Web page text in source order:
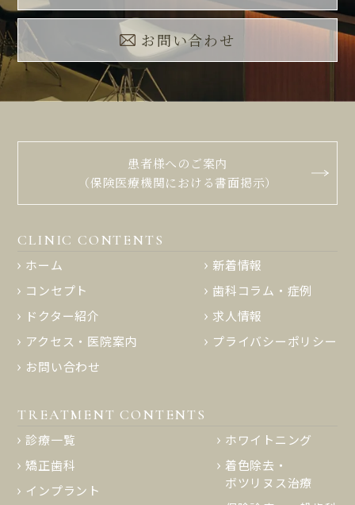
お問い合わせ
患者様へのご案内
（保険医療機関における書面掲示）
CLINIC CONTENTS
ホーム
コンセプト
ドクター紹介
アクセス・医院案内
お問い合わせ
新着情報
歯科コラム・症例
求人情報
プライバシーポリシー
TREATMENT CONTENTS
診療一覧
矯正歯科
インプラント
ホワイトニング
着色除去・
ボツリヌス治療